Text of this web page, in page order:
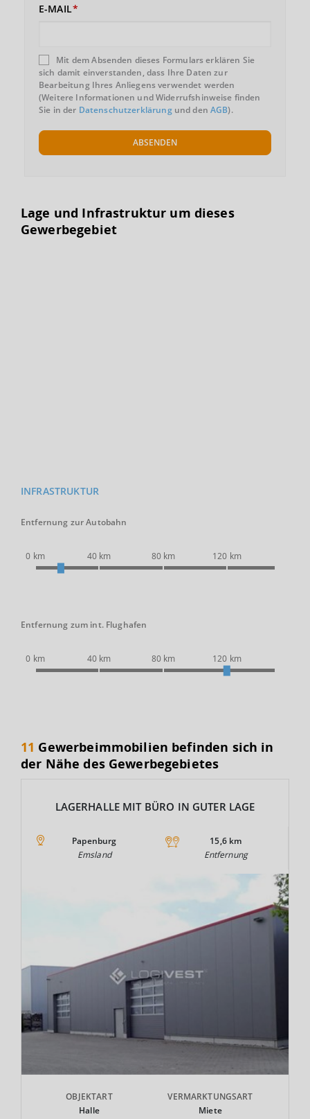
E-MAIL
Mit dem Absenden dieses Formulars erklären Sie
sich damit einverstanden, dass Ihre Daten zur
Bearbeitung Ihres Anliegens verwendet werden
(Weitere Informationen und Widerrufshinweise finden
Sie in der Datenschutzerklärungund denAGB).
ABSENDEN
Lage und Infrastruktur um dieses
Gewerbegebiet
INFRASTRUKTUR
Entfernung zur Autobahn
0 km 40 km 80 km 120 km
Entfernung zum int. Flughafen
0 km 40 km 80 km 120 km
11 Gewerbeimmobilien befinden sich in
der Nähe des Gewerbegebietes
LAGERHALLE MIT BÜRO IN GUTER LAGE
Papenburg
Emsland
15,6 km
Entfernung
OBJEKTART
Halle
VERMARKTUNGSART
Miete